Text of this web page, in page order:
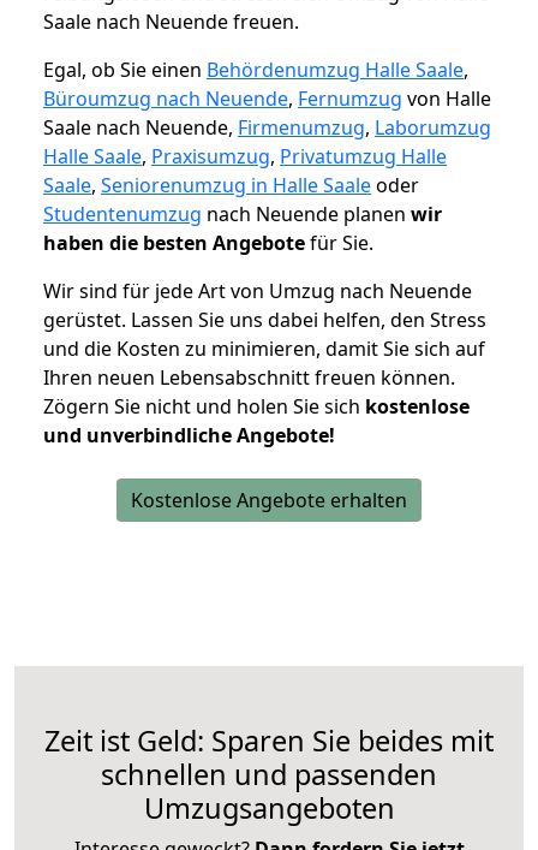
Saale nach Neuende freuen.
Egal, ob Sie einen Behördenumzug Halle Saale,
Büroumzug nach Neuende, Fernumzug von Halle
Saale nach Neuende, Firmenumzug, Laborumzug
Halle Saale, Praxisumzug, Privatumzug Halle
Saale, Seniorenumzug in Halle Saaleoder
Studentenumzug nach Neuende planen wir
haben die besten Angebotefür Sie.
Wir sind für jede Art von Umzug nach Neuende
gerüstet. Lassen Sie uns dabei helfen, den Stress
und die Kosten zu minimieren, damit Sie sich auf
Ihren neuen Lebensabschnitt freuen können.
Zögern Sie nicht und holen Sie sich kostenlose
und unverbindliche Angebote!
Kostenlose Angebote erhalten
Zeit ist Geld: Sparen Sie beides mit
schnellen und passenden
Umzugsangeboten